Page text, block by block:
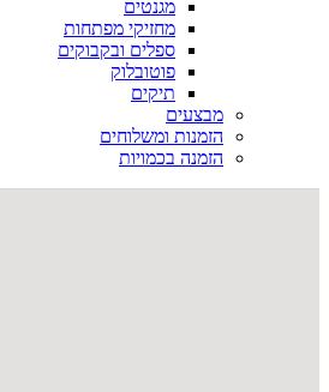
מגנטים
מחזיקי מפתחות
ספלים ובקבוקים
פוטובלוק
תיקים
מבצעים
הזמנות ומשלוחים
הזמנה בכמויות